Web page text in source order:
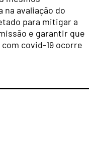
avaliação do
para mitigar a
e garantir que
covid-19 ocorre